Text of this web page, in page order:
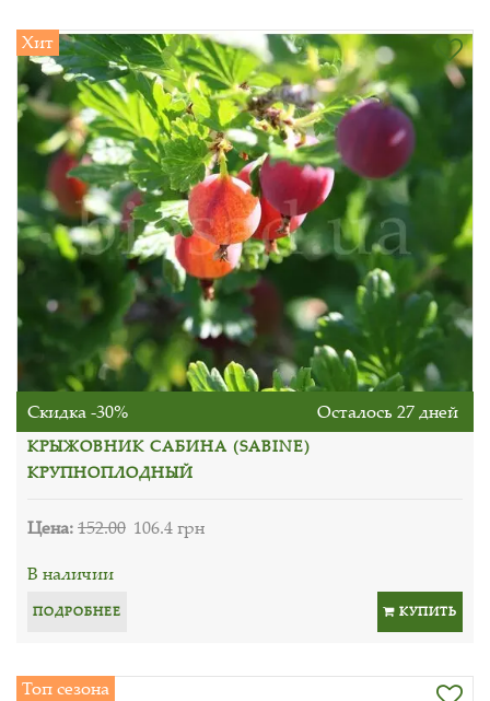
Хит
Скидка -30% Осталось 27 дней
КРЫЖОВНИК САБИНА (SABINE)
КРУПНОПЛОДНЫЙ
Цена:152.00 106.4 грн
В наличии
ПОДРОБНЕЕ КУПИТЬ
Топ сезона